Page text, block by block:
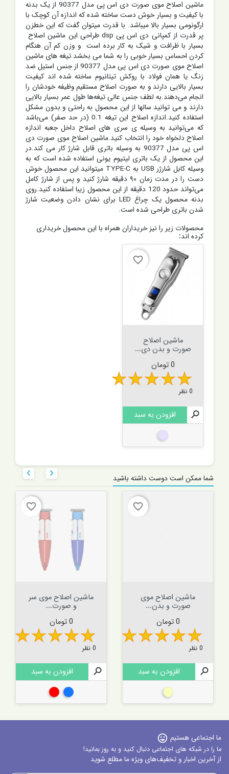
ماشین اصلاح موی صورت دی اس پی مدل 90377 از یک بدنه
با کیفیت و بسیار خوش دست ساخته شده که اندازه آن کوچک با
ارگونومی بسیار بالا میباشد. با قدرت میتوان گفت که این خطزن
پر قدرت از کمپانی دی اس پی dsp طراحی این ماشین اصلاح
بسیار با ظرافت و شیک به کار برده است و وزن کم آن هنگام
کردن احساس بسیار خوبی را به شما می بخشد.تیغه های ماشین
اصلاح موی صورت دی اس پی مدل 90377 از جنس استیل ضد
زنگ یا همان فولاد با روکش تیتانیوم ساخته شده اند کیفیت
بسیار بالایی دارند و به صورت اصلاح مستقیم وظيفه خودشان را
انجام می‌دهند.به لطف جنس عالی تیغه‌ها طول عمر بسیار بالایی
دارند و می توانید سالها از این محصول به راحتی و بدون مشکل
استفاده کنید.اندازه اصلاح این تیغه 0.1 (در حد صفر) می‌باشد
که می‌توانید به وسیله ی سری های اصلاح داخل جعبه اندازه
اصلاح دلخواه خود را انتخاب کنید.ماشین اصلاح موی صورت دی
اس پی مدل 90377
به وسیله باتری قابل شارژ کار می کند.در
این محصول از یک باتری لیتیوم یونی استفاده شده است که به
وسیله کابل شارژر USB به TYPE-C میتوانید این محصول خوش
دست را در مدت زمان ٩٠ دقیقه شارژ کنید و پس از شارژ کامل
می‌تواند حدود 120 دقیقه از این محصول زیبا استفاده کنید.روی
بدنه محصول یک چراغ LED برای نشان دادن وضعیت شارژ
شدن باتری طراحی شده است.
محصولات زیر را نیز خریداران همراه با این محصول خریداری
کرده اند:
favorite_border
ماشین اصلاح
صورت و بدن دی...
قیمت
0 تومان
0 نظر

افزودن به سبد
نقره ای
شما ممکن است دوست داشته باشید 
favorite_border
ماشین اصلاح موی
صورت و بدن...
قیمت
0 تومان
0 نظر

افزودن به سبد
بژ
favorite_border
ماشین اصلاح موی سر
و صورت...
قیمت
0 تومان
0 نظر

افزودن به سبد
آبی قرمز

ما اجتماعی هستیم sentiment_very_satisfied
ما را در شبکه های اجتماعی دنبال کنید و به روز بمانید!
از آخرین اخبار و تخفیف‌های ویژه ما مطلع شوید